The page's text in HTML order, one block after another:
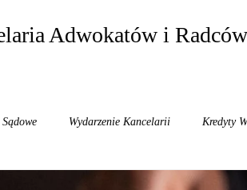
Adwokatów i
Wydarzenie Kancelarii Kredyty